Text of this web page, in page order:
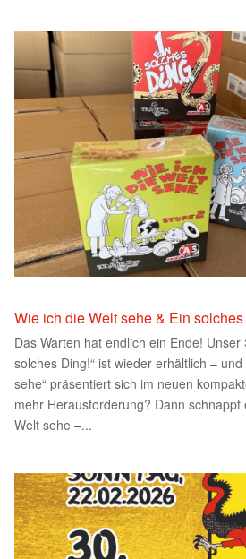
Wie ich die Welt sehe & Ein
Das Warten hat endlich ein Ende! Unser
solches Ding!“ ist wieder erhältlich –
sehe“ präsentiert sich im neuen
mehr Herausforderung? Dann schnappt
Welt sehe –...